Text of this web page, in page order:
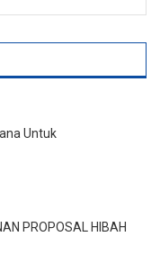
Untuk
PROPOSAL HIBAH